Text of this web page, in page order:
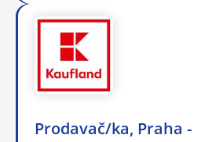
Prodavač/ka, Praha -